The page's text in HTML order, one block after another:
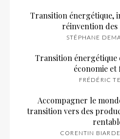
Transition énergétique,
réinvention
STÉPHANE
Transition énergétique
économie et
FRÉDÉRIC
Accompagner le
transition vers des
CORENTIN